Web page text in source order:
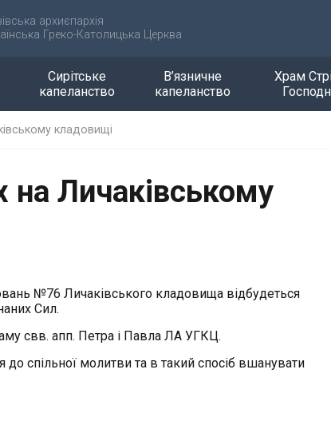
архиєпархія
Греко-Католицька Церква
Сирітське
капеланство
В’язничне
капеланство
Храм
кладовищі
на Личаківському
№76 Личаківського кладовища відбудеться
Сил.
свв. апп. Петра і Павла ЛА УГКЦ.
спільної молитви та в такий спосіб вшанувати